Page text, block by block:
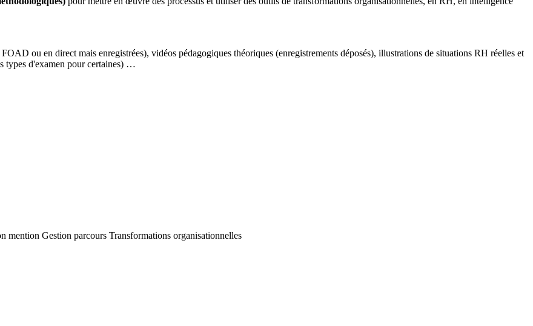
ou en direct mais enregistrées), vidéos pédagogiques théoriques (enregistrements déposés), illustrations de situations RH réelles et
types d'examen pour certaines) …
Gestion parcours Transformations organisationnelles